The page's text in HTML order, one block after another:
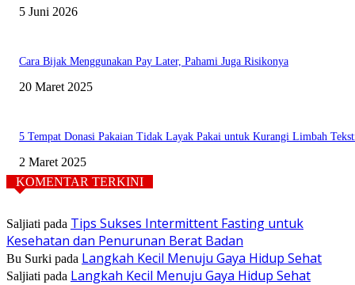
5 Juni 2026
Cara Bijak Menggunakan Pay Later, Pahami Juga Risikonya
20 Maret 2025
5 Tempat Donasi Pakaian Tidak Layak Pakai untuk Kurangi Limbah
2 Maret 2025
KOMENTAR TERKINI
Saljiati pada Tips Sukses Intermittent Fasting untuk
Kesehatan dan Penurunan Berat Badan
Bu Surki pada Langkah Kecil Menuju Gaya Hidup Sehat
Saljiati pada Langkah Kecil Menuju Gaya Hidup Sehat